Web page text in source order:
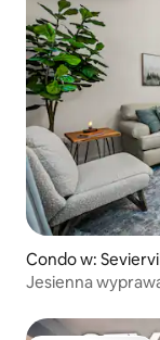
Condo w:
Jesienna